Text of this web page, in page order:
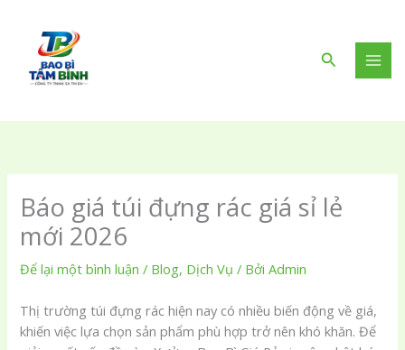
dung
Tìm
kiếm
Báo giá túi đựng rác giá sỉ lẻ
mới 2026
Để lại một bình luận / Blog, Dịch Vụ / BởiAdmin
Thị trường túi đựng rác hiện nay có nhiều biến động về giá,
khiến việc lựa chọn sản phẩm phù hợp trở nên khó khăn. Để